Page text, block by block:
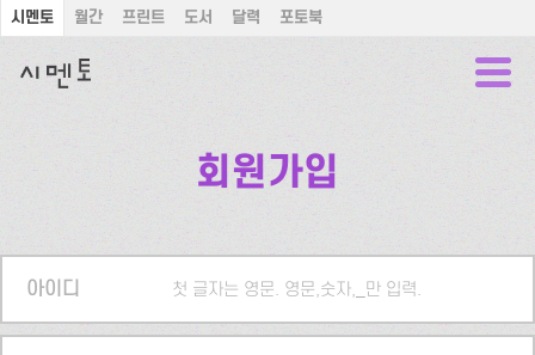
시멘토 월간 프린트 도서 달력 포토북
회원가입
아이디 첫 글자는 영문. 영문,숫자,_만 입력.